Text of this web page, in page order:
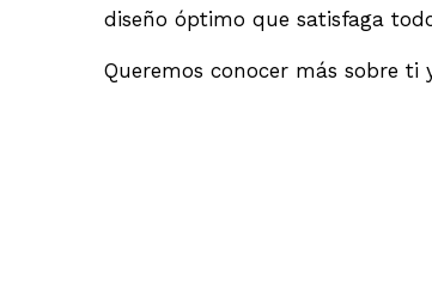
diseño óptimo que satisfaga
Queremos conocer más sobre